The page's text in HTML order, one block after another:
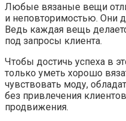
Любые вязаные вещи
и неповторимостью. Они
Ведь каждая вещь
под запросы клиента.
Чтобы достичь успеха в
только уметь хорошо
чувствовать моду,
без привлечения
продвижения.